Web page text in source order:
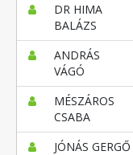
DR HIMA
BALÁZS
ANDRÁS
VÁGÓ
MÉSZÁROS
CSABA
JÓNÁS GERGŐ